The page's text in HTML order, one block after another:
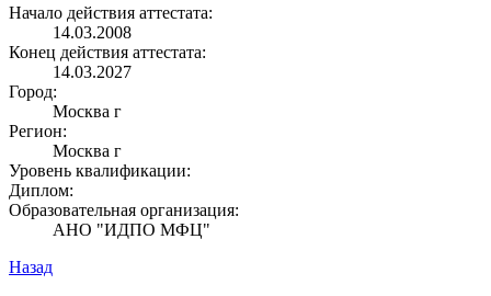
Начало действия аттестата:
14.03.2008
Конец действия аттестата:
14.03.2027
Город:
Москва г
Регион:
Москва г
Уровень квалификации:
Диплом:
Образовательная организация:
АНО "ИДПО МФЦ"
Назад